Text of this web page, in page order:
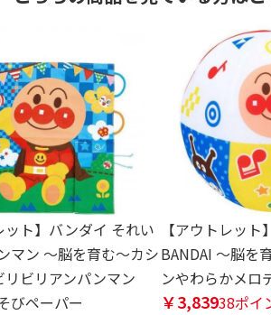
ット】バンダイ それい
マン ～脳を育む～カシ
リビリアンパンマン
びペーパー
【アウトレット
BANDAI ～脳を
ンやわらかメロ
￥3,83938ポイ